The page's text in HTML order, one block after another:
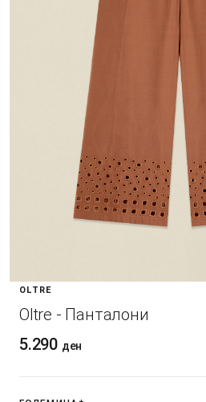
OLTRE
Oltre - Панталони
5.290 ден